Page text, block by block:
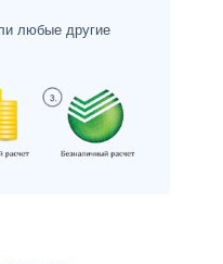
любые другие